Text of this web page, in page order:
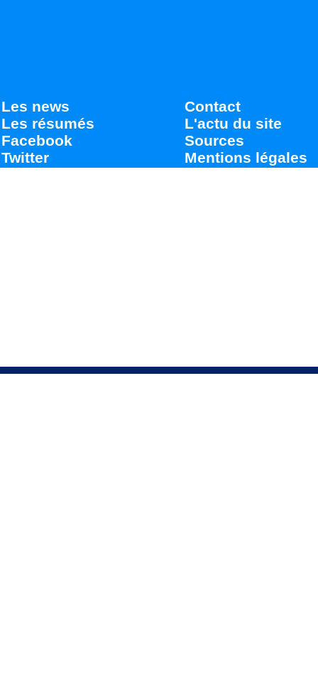
Les news
Les résumés
Facebook
Twitter
Contact
L'actu du site
Sources
Mentions légales